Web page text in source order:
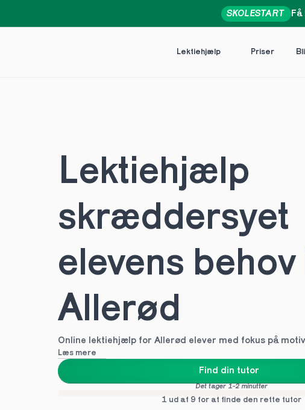
Priser
Lektiehjælp
Få
SKOLESTART
Lektiehjælp
skræddersyet
elevens behov
Allerød
Online lektiehjælp for Allerød elever med fokus på
Læs mere
Find din tutor
Det tager 1-2 minutter
1 ud af 9 for at finde den rette tutor